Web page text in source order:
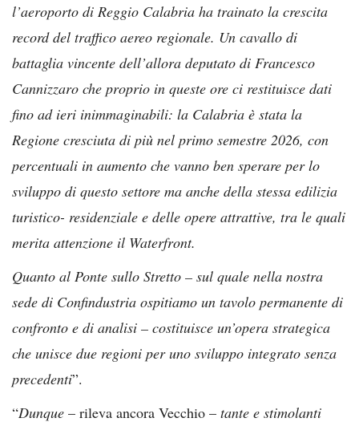
l’aeroporto di Reggio Calabria ha trainato la crescita
record del traffico aereo regionale. Un cavallo di
battaglia vincente dell’allora deputato di Francesco
Cannizzaro che proprio in queste ore ci restituisce dati
fino ad ieri inimmaginabili: la Calabria è stata la
Regione cresciuta di più nel primo semestre 2026, con
percentuali in aumento che vanno ben sperare per lo
sviluppo di questo settore ma anche della stessa edilizia
turistico- residenziale e delle opere attrattive, tra le quali
merita attenzione il Waterfront.
Quanto al Ponte sullo Stretto – sul quale nella nostra
sede di Confindustria ospitiamo un tavolo permanente di
confronto e di analisi – costituisce un’opera strategica
che unisce due regioni per uno sviluppo integrato senza
precedenti”.
“Dunque – rileva ancora Vecchio – tante e stimolanti